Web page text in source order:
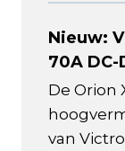
Nieuw:
70A DC-
De Orion
van